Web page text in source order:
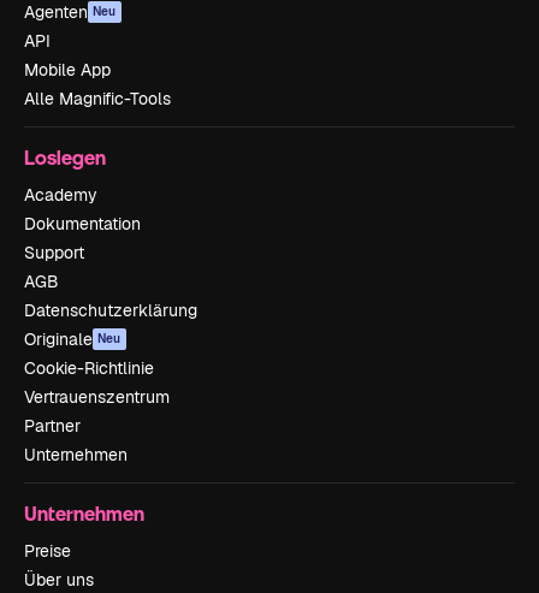
Agenten Neu
API
Mobile App
Alle Magnific-Tools
Loslegen
Academy
Dokumentation
Support
AGB
Datenschutzerklärung
Originale Neu
Cookie-Richtlinie
Vertrauenszentrum
Partner
Unternehmen
Unternehmen
Preise
Über uns